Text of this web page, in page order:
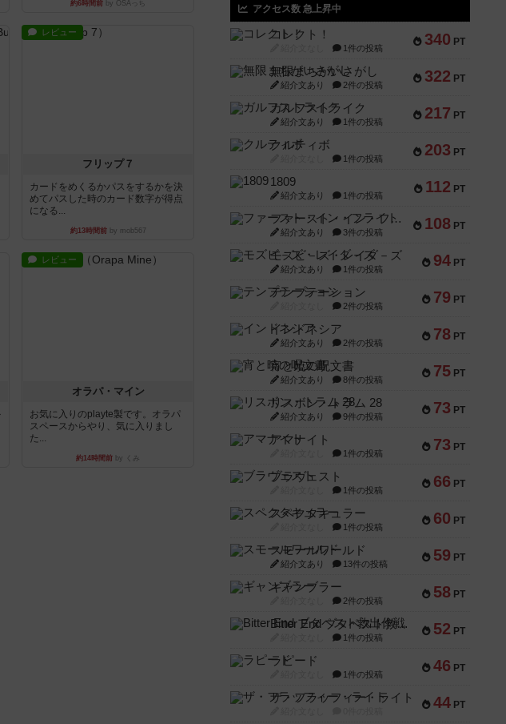
約6時間前 by OSAっち
レビュー
フリップ７
カードをめくるかパスをするかを決
めてパスした時のカード数字が得点
になる...
約13時間前by mob567
レビュー
オラパ・マイン
お気に入りのplayte製です。オラパ
スペースからやり、気に入りまし
た...
約14時間前 by くみ
アクセス数 急上昇中
340 PT
コレクト！
1件の投稿
322 PT
無限まちがいさがし
紹介文あり 2件の投稿
217 PT
ガルフストライク
紹介文あり 1件の投稿
203 PT
クルティボ
1件の投稿
112 PT
1809
紹介文あり 1件の投稿
108 PT
ファースト・イン・フライト
紹介文あり 3件の投稿
94 PT
モズビ－ズ・レイダ－ズ
紹介文あり 1件の投稿
79 PT
テンプテーション
2件の投稿
78 PT
インドネシア
紹介文あり 2件の投稿
75 PT
宵と暁の呪文書
紹介文あり 8件の投稿
73 PT
リスボン・トラム 28
紹介文あり 9件の投稿
73 PT
アマナイト
1件の投稿
66 PT
ブラヴェスト
1件の投稿
60 PT
スペクタキュラー
1件の投稿
59 PT
スモールワールド
紹介文あり 13件の投稿
58 PT
ギャンブラー
2件の投稿
52 PT
Bitter End ブタペスト救出作戦
1件の投稿
46 PT
ラピード
1件の投稿
44 PT
ザ・フラッフィー・ライト